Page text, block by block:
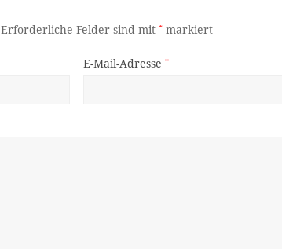
Erforderliche Felder sind mit* markiert
E-Mail-Adresse *